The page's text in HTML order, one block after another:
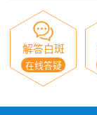
解答白斑
在线答疑